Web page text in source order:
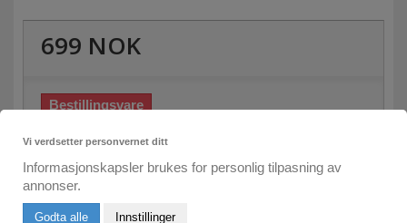
699 NOK
Bestillingsvare
Send meg e-post om leveringstid
Vi verdsetter personvernet ditt
Informasjonskapsler brukes for personlig tilpasning av
annonser.
Godta alle Innstillinger